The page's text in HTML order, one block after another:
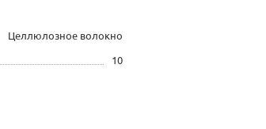
Целлюлозное волокно
10